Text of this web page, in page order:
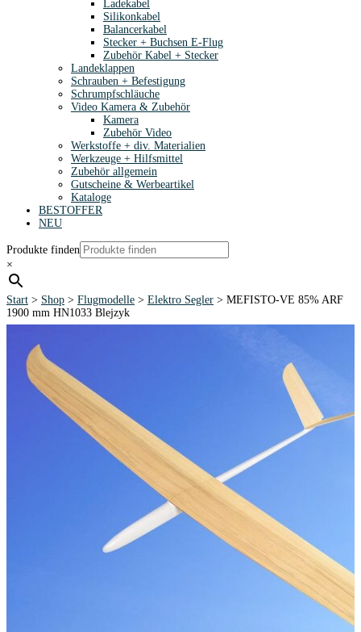
Ladekabel
Silikonkabel
Balancerkabel
Stecker + Buchsen E-Flug
Zubehör Kabel + Stecker
Landeklappen
Schrauben + Befestigung
Schrumpfschläuche
Video Kamera & Zubehör
Kamera
Zubehör Video
Werkstoffe + div. Materialien
Werkzeuge + Hilfsmittel
Zubehör allgemein
Gutscheine & Werbeartikel
Kataloge
BESTOFFER
NEU
Produkte finden
×
Start > Shop > Flugmodelle > Elektro Segler > MEFISTO-VE 85% ARF
1900 mm HN1033 Blejzyk